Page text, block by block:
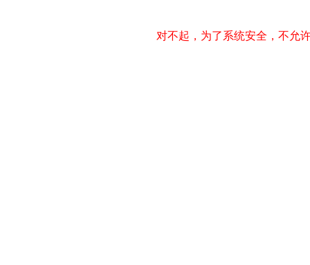
对不起，为了系统安全，不允